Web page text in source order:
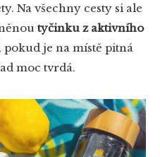
Na všechny cesty si ale
tyčinku z aktivního
pokud je na místě pitná
moc tvrdá.